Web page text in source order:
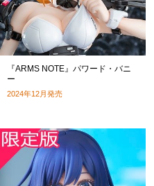
『ARMS NOTE』パワード・バニ
ー
2024年12月発売